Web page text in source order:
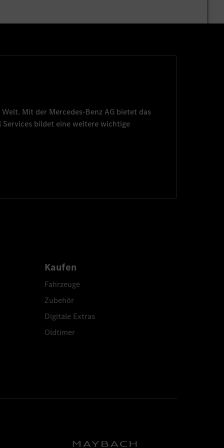
Mit der Mercedes-Benz AG bietet das
Services bildet eine weitere wichtige
Kaufen
Fahrzeuge
Zubehör
Digitale Extras
Oldtimer